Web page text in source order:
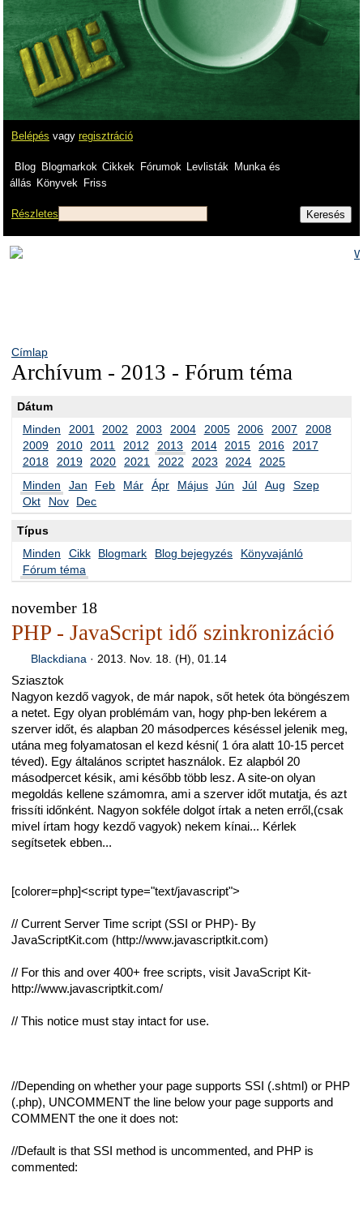
Belépés vagy regisztráció
Blog Blogmarkok Cikkek Fórumok Levlisták
Munka és
állás Könyvek Friss
Részletes
Címlap
Archívum - 2013 - Fórum téma
Dátum
Minden
2001 2002 2003 2004 2005 2006 2007
2008
2009
2010 2011 2012 2013 2014 2015 2016
2017
2018
2019 2020 2021 2022 2023 2024
2025
Minden
Jan Feb Már Ápr Május Jún Júl Aug
Szep
Okt
Nov Dec
Típus
Minden
Cikk Blogmark Blog bejegyzés
Könyvajánló
Fórum téma
november 18
PHP - JavaScript idő szinkronizáció
Blackdiana · 2013. Nov. 18. (H), 01.14
Sziasztok
Nagyon kezdő vagyok, de már napok, sőt hetek óta böngészem
a netet. Egy olyan problémám van, hogy php-ben lekérem a
szerver időt, és alapban 20 másodperces késéssel jelenik meg,
utána meg folyamatosan el kezd késni( 1 óra alatt 10-15 percet
téved). Egy általános scriptet használok. Ez alapból 20
másodpercet késik, ami később több lesz. A site-on olyan
megoldás kellene számomra, ami a szerver időt mutatja, és azt
frissíti időnként. Nagyon sokféle dolgot írtak a neten erről,(csak
mivel írtam hogy kezdő vagyok) nekem kínai... Kérlek
segítsetek ebben...
[colorer=php]<script type="text/javascript">
// Current Server Time script (SSI or PHP)- By
JavaScriptKit.com (http://www.javascriptkit.com)
// For this and over 400+ free scripts, visit JavaScript Kit-
http://www.javascriptkit.com/
// This notice must stay intact for use.
//Depending on whether your page supports SSI (.shtml) or PHP
(.php), UNCOMMENT the line below your page supports and
COMMENT the one it does not:
//Default is that SSI method is uncommented, and PHP is
commented: